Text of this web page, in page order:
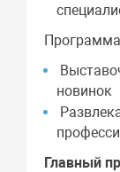
новинок
Главный